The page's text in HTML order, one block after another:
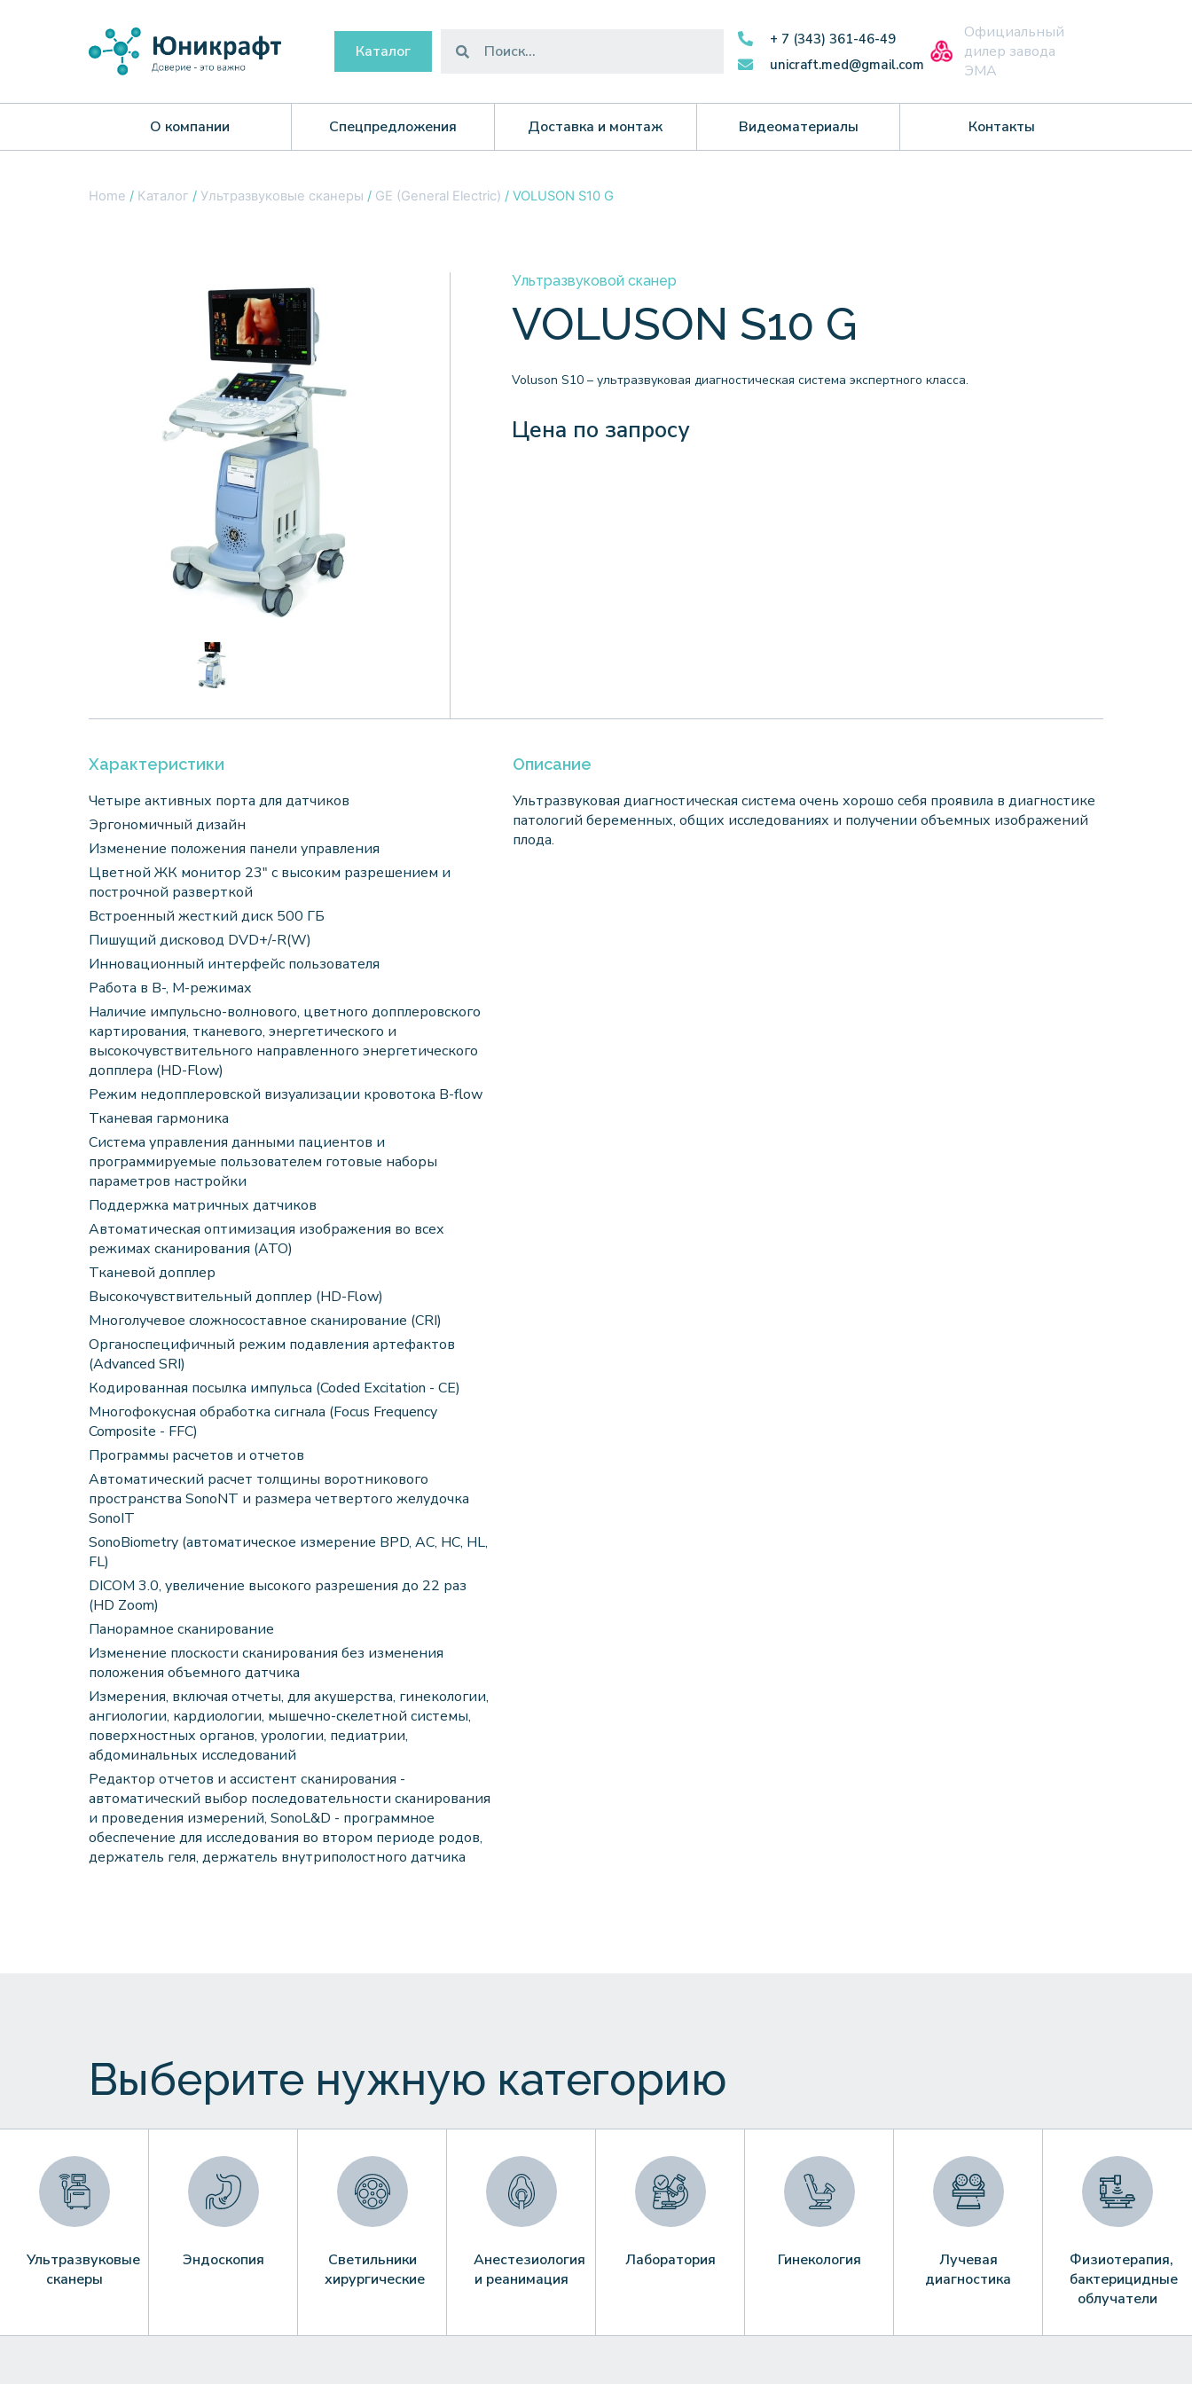
Каталог
+ 7 (343) 361-46-49
unicraft.med@gmail.com
Официальный
дилер завода
ЭМА
О компании Спецпредложения Доставка и монтаж Видеоматериалы Контакты
Home / Каталог / Ультразвуковые сканеры / GE (General Electric) / VOLUSON S10 G
Ультразвуковой сканер
VOLUSON S10 G
Voluson S10 – ультразвуковая диагностическая система экспертного класса.
Цена по запросу
Характеристики
Четыре активных порта для датчиков
Эргономичный дизайн
Изменение положения панели управления
Цветной ЖК монитор 23" с высоким разрешением и
построчной разверткой
Встроенный жесткий диск 500 ГБ
Пишущий дисковод DVD+/-R(W)
Инновационный интерфейс пользователя
Работа в В-, М-режимах
Наличие импульсно-волнового, цветного допплеровского
картирования, тканевого, энергетического и
высокочувствительного направленного энергетического
допплера (HD-Flow)
Режим недопплеровской визуализации кровотока B-flow
Тканевая гармоника
Система управления данными пациентов и
программируемые пользователем готовые наборы
параметров настройки
Поддержка матричных датчиков
Автоматическая оптимизация изображения во всех
режимах сканирования (ATO)
Тканевой допплер
Высокочувствительный допплер (HD-Flow)
Многолучевое сложносоставное сканирование (CRI)
Органоспецифичный режим подавления артефактов
(Advanced SRI)
Кодированная посылка импульса (Coded Excitation - CE)
Многофокусная обработка сигнала (Focus Frequency
Composite - FFC)
Программы расчетов и отчетов
Автоматический расчет толщины воротникового
пространства SonoNT и размера четвертого желудочка
SonoIT
SonoBiometry (автоматическое измерение BPD, AC, HC, HL,
FL)
DICOM 3.0, увеличение высокого разрешения до 22 раз
(HD Zoom)
Панорамное сканирование
Изменение плоскости сканирования без изменения
положения объемного датчика
Измерения, включая отчеты, для акушерства, гинекологии,
ангиологии, кардиологии, мышечно-скелетной системы,
поверхностных органов, урологии, педиатрии,
абдоминальных исследований
Редактор отчетов и ассистент сканирования -
автоматический выбор последовательности сканирования
и проведения измерений, SonoL&D - программное
обеспечение для исследования во втором периоде родов,
держатель геля, держатель внутриполостного датчика
Описание
Ультразвуковая диагностическая система очень хорошо себя проявила в диагностике
патологий беременных, общих исследованиях и получении объемных изображений
плода.
Выберите нужную категорию
Ультразвуковые
сканеры
Эндоскопия
Светильники
хирургические
Анестезиология
и реанимация
Лаборатория Гинекология
Лучевая
диагностика
Физиотерапия,
бактерицидные
облучатели